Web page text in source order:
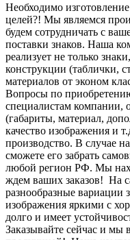
Необходимо
целей?! Мы являемся
будем сотрудничать с
поставки знаков. Наша
реализует не только
конструкции (таблички,
материалов от эконом
Вопросы по
специалистам компании,
(габариты, материал,
качество изображения и
производство. В случае
сможете его забрать
любой регион РФ. Мы
ждем ваших заказов! На
разнообразные вариации
изображения яркими с
долго и имеет
Заказывайте сейчас и мы